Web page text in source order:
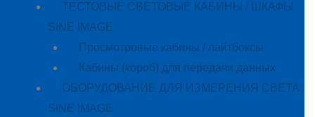
ТЕСТОВЫЕ СВЕТОВЫЕ КАБИНЫ / ШКАФЫ
SINE IMAGE
Просмотровые кабины / лайтбоксы
Кабины (короб) для передачи данных
ОБОРУДОВАНИЕ ДЛЯ ИЗМЕРЕНИЯ СВЕТА
SINE IMAGE